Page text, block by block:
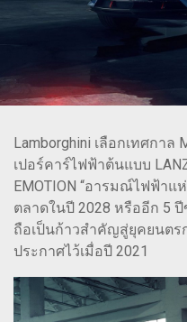
Lamborghini เลือกเทศกาล
เปอร์คาร์ไฟฟ้าต้นแบบ
EMOTION “อารมณ์ไฟฟ้า
ตลาดในปี 2028 หรืออีก 5
ถือเป็นก้าวสำคัญสู่ยุคยนต
ประกาศไว้เมื่อปี 2021